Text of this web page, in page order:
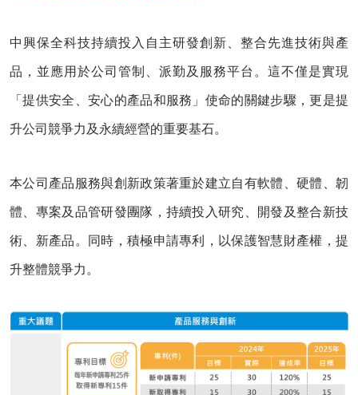
中興保全科技持續投入自主研發創新、整合先進技術與產
品，並應用於公司管制、派勤及服務平台。這不僅是實現
「提供安全、安心的產品和服務」使命的關鍵步驟，更是提
升公司競爭力及永續經營的重要基石。
本公司產品服務與創新政策著重於建立自有軟體、硬體、韌
體、專案及品管研發團隊，持續投入研究、開發及整合新技
術、新產品。同時，積極申請專利，以保護智慧財產權，提
升整體競爭力。